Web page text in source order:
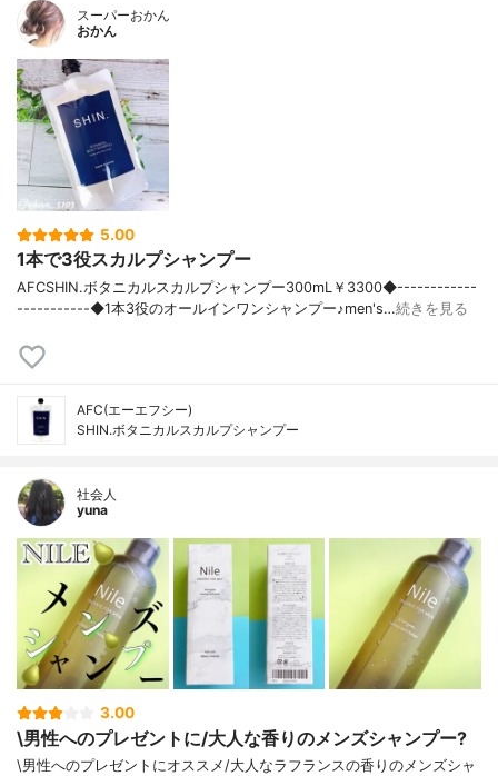
スーパーおかん
おかん
5.00
1本で3役スカルプシャンプー
AFCSHIN.ボタニカルスカルプシャンプー300mL￥3300◆------------
-----------◆1本3役のオールインワンシャンプー♪men's…続きを見る
AFC(エーエフシー)
SHIN.ボタニカルスカルプシャンプー
社会人
yuna
3.00
\男性へのプレゼントに/大人な香りのメンズシャンプー?
\男性へのプレゼントにオススメ/大人なラフランスの香りのメンズシャ